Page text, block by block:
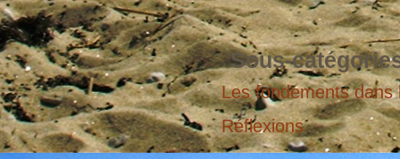
Sous-
Les fondements dans
Réflexions